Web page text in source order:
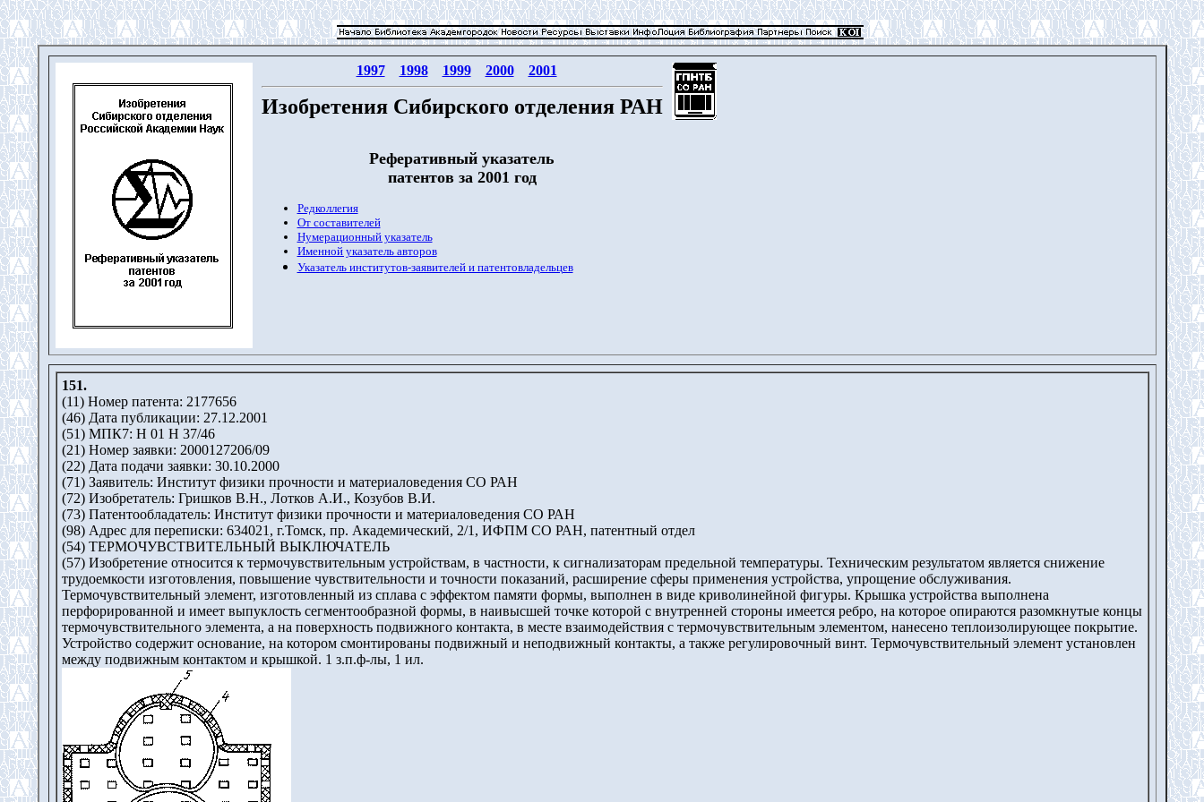
1997 1998 1999 2000 2001
Изобретения Сибирского отделения РАН
Реферативный указатель
патентов за 2001 год
Редколлегия
От составителей
Нумерационный указатель
Именной указатель авторов
Указатель институтов-заявителей и патентовладельцев
151.
(11) Номер патента: 2177656
(46) Дата публикации: 27.12.2001
(51) МПК7: H 01 H 37/46
(21) Номер заявки: 2000127206/09
(22) Дата подачи заявки: 30.10.2000
(71) Заявитель: Институт физики прочности и материаловедения СО РАН
(72) Изобретатель: Гришков В.Н., Лотков А.И., Козубов В.И.
(73) Патентообладатель: Институт физики прочности и материаловедения СО РАН
(98) Адрес для переписки: 634021, г.Томск, пр. Академический, 2/1, ИФПМ СО РАН, патентный отдел
(54) ТЕРМОЧУВСТВИТЕЛЬНЫЙ ВЫКЛЮЧАТЕЛЬ
(57) Изобретение относится к термочувствительным устройствам, в частности, к сигнализаторам предельной температуры. Техническим результатом является снижение
трудоемкости изготовления, повышение чувствительности и точности показаний, расширение сферы применения устройства, упрощение обслуживания.
Термочувствительный элемент, изготовленный из сплава с эффектом памяти формы, выполнен в виде криволинейной фигуры. Крышка устройства выполнена
перфорированной и имеет выпуклость сегментообразной формы, в наивысшей точке которой с внутренней стороны имеется ребро, на которое опираются разомкнутые концы
термочувствительного элемента, а на поверхность подвижного контакта, в месте взаимодействия с термочувствительным элементом, нанесено теплоизолирующее покрытие.
Устройство содержит основание, на котором смонтированы подвижный и неподвижный контакты, а также регулировочный винт. Термочувствительный элемент установлен
между подвижным контактом и крышкой. 1 з.п.ф-лы, 1 ил.